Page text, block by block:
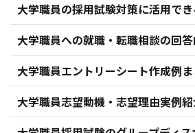
大学職員の採用試験対策に活用で
大学職員への就職・転職相談の回
大学職員エントリーシート作成例
大学職員志望動機・志望理由実例